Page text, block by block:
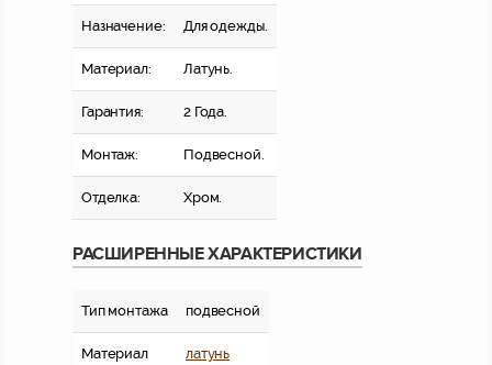
Назначение: Для одежды.
Материал: Латунь.
Гарантия: 2 Года.
Монтаж: Подвесной.
Отделка: Хром.
РАСШИРЕННЫЕ ХАРАКТЕРИСТИКИ
Тип монтажа подвесной
Материал латунь